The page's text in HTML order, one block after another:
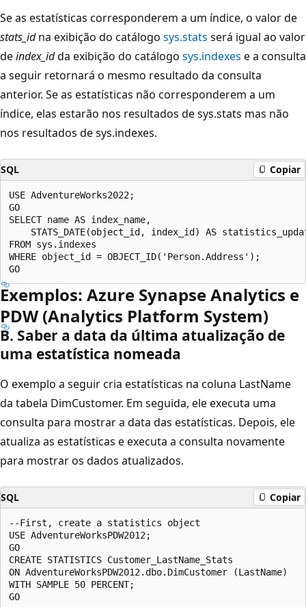
Se as estatísticas corresponderem a um índice, o valor de
stats_idna exibição do catálogo sys.stats será igual ao valor
deindex_idda exibição do catálogo sys.indexes e a consulta
a seguir retornará o mesmo resultado da consulta
anterior. Se as estatísticas não corresponderem a um
índice, elas estarão nos resultados de sys.stats mas não
nos resultados de sys.indexes.
SQL Copiar
USE AdventureWorks2022;
GO
SELECT name AS index_name,
STATS_DATE(object_id, index_id) AS
FROM sys.indexes
WHERE object_id = OBJECT_ID('Person.Address');
Exemplos: Azure Synapse Analytics e
PDW (Analytics Platform System)
B. Saber a data da última atualização de
uma estatística nomeada
O exemplo a seguir cria estatísticas na coluna LastName
da tabela DimCustomer. Em seguida, ele executa uma
consulta para mostrar a data das estatísticas. Depois, ele
atualiza as estatísticas e executa a consulta novamente
para mostrar os dados atualizados.
SQL Copiar
--First, create a statistics object
USE AdventureWorksPDW2012;
GO
CREATE STATISTICS Customer_LastName_Stats
ON AdventureWorksPDW2012.dbo.DimCustomer (LastName)
WITH SAMPLE 50 PERCENT;
GO